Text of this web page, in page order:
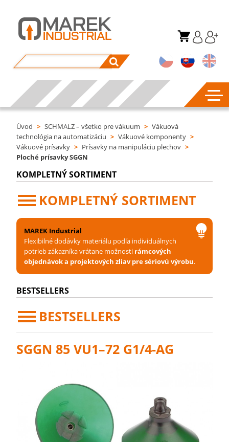
Úvod > SCHMALZ – všetko pre vákuum > Vákuová
technológia na automatizáciu > Vákuové komponenty >
Vákuové prísavky > Prísavky na manipuláciu plechov >
Ploché prísavky SGGN
KOMPLETNÝ SORTIMENT
KOMPLETNÝ SORTIMENT
MAREK Industrial
Flexibilné dodávky materiálu podľa individuálnych
potrieb zákazníka vrátane možnosti rámcových
objednávok a projektových zliav pre sériovú výrobu.
BESTSELLERS
BESTSELLERS
SGGN 85 VU1–72 G1/4-AG